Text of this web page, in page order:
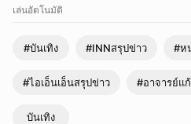
หัวข่าวของหลายสำนัก..กลัวคนเข้าใจผ
ปลอดภัยดี.. ปล.ขอบคุณที่ให้เกียรติกันใ
คงกระพันfc #มังกรนิรนาม #มังกร #มัง
เล่นอัตโนมัติ
#บันเทิง #INNสรุปข่าว #ห
#ไอเอ็นเอ็นสรุปข่าว #อาจารย์แ
บันเทิง